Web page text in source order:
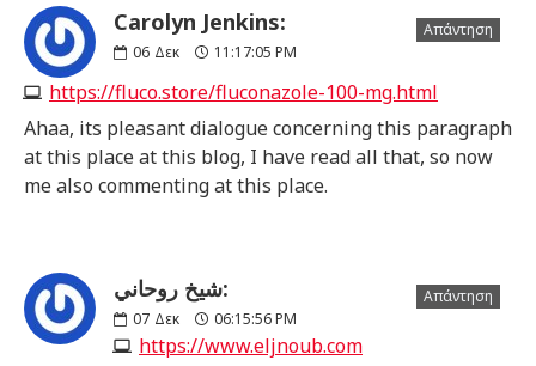
Carolyn Jenkins:
06 Δεκ 11:17:05 PM
https://fluco.store/fluconazole-100-mg.html
Απάντηση
Ahaa, its pleasant dialogue concerning this paragraph
at this place at this blog, I have read all that, so now
me also commenting at this place.
شيخ روحاني:
07 Δεκ 06:15:56 PM
https://www.eljnoub.com
Απάντηση